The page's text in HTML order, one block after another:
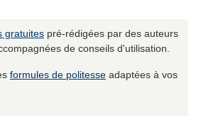
gratuites pré-rédigées par des auteurs
de conseils d'utilisation.
formules de politesse adaptées à vos